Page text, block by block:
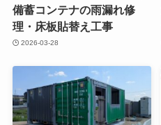
備蓄コンテナの雨漏れ修
理・床板貼替え工事
2026-03-28